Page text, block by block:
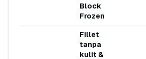
Block
Frozen
Fillet
tanpa
kulit &